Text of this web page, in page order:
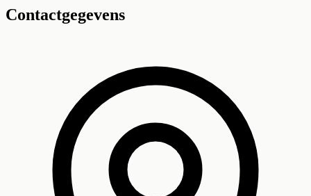
−
Contactgegevens